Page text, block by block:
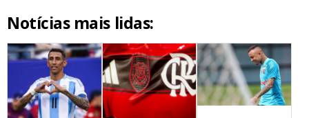
Notícias mais lidas: